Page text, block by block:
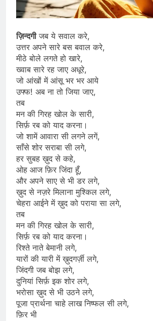
ज़िन्दगीजब ये सवाल करे,
उत्तर अपने सारे बस बवाल करे,
मीठे बोले लगते हो खारे,
ख्वाब सारे रह जाए अधूरे,
जो आंखों में आंसू भर भर आये
उफ्फ! अब ना तो जिया जाए,
तब
मन की गिरह खोल के सारी,
सिर्फ़ रब को याद करना।
जो शामें आवारा सी लगने लगें,
साँसे शोर सराबा सी लगे,
हर सुबह ख़ुद से कहे,
ओह आज फ़िर जिंदा हूँ,
और अपने साए से भी डर लगे,
ख़ुद से नज़रे मिलाना मुश्किल लगे,
चेहरा आईने में ख़ुद को पराया सा लगे,
तब
मन की गिरह खोल के सारी,
सिर्फ़ रब को याद करना।
रिश्ते नाते बेमानी लगे,
यारों की यारी में ख़ुदगर्ज़ी लगे,
जिंदगी जब बोझ लगे,
दुनियां सिर्फ़ इक शोर लगे,
भरोसा ख़ुद से भी उठने लगे,
पूजा प्रार्थना चाहे लाख निष्फल सी लगे,
फ़िर भी